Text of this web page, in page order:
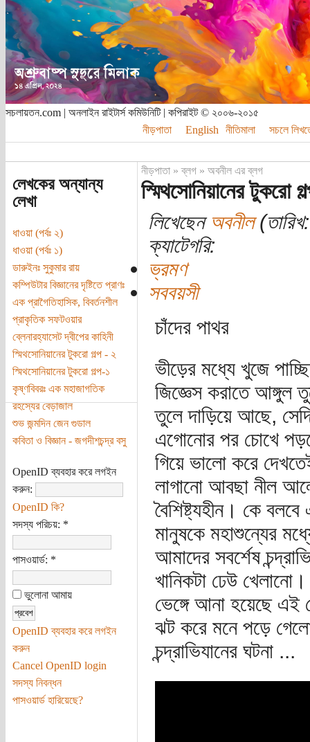
সচলায়তন.com | অনলাইন রাইটার্স কমিউনিটি | কপিরাইট © ২০০৬-২০১৫
নীড়পাতা
English নীতিমালা সচলে
লেখকের অন্যান্য
লেখা
ধাওয়া (পর্বঃ ২)
ধাওয়া (পর্বঃ ১)
ডারুইনঃ সুকুমার রায়
কম্পিউটার বিজ্ঞানের দৃষ্টিতে প্রাণঃ
এক প্রাগৈতিহাসিক, বিবর্তনশীল
প্রাকৃতিক সফটওয়ার
ব্লেনারহ্যাসেট দ্বীপের কাহিনী
স্মিথসোনিয়ানের টুকরো গল্প - ২
স্মিথসোনিয়ানের টুকরো গল্প-১
কৃষ্ণবিবরঃ এক মহাজাগতিক
রহস্যের বেড়াজাল
শুভ জন্মদিন জেন গুডাল
কবিতা ও বিজ্ঞান - জগদীশচন্দ্র বসু
OpenID ব্যবহার করে লগইন
করুন:
OpenID কি?
সদস্য পরিচয়: *
পাসওয়ার্ড: *
ভুলোনা আমায়
OpenID ব্যবহার করে লগইন
করুন
Cancel OpenID login
সদস্য নিবন্ধন
পাসওয়ার্ড হারিয়েছে?
নীড়পাতা»ব্লগ» অবনীল এর ব্লগ
স্মিথসোনিয়ানের টুকরো
লিখেছেন অবনীল
ক্যাটেগরি:
ভ্রমণ
সববয়সী
চাঁদের পাথর
ভীড়ের মধ্যে খুজে
জিজ্ঞেস করাতে আঙ্গুল
তুলে দাড়িয়ে আছে,
এগোনোর পর চোখে
গিয়ে ভালো করে
লাগানো আবছা নীল
বৈশিষ্ট্যহীন। কে
মানুষকে মহাশুন্যের
আমাদের সবর্শেষ
খানিকটা ঢেউ
ভেঙ্গে আনা হয়েছে
ঝট করে মনে পড়ে
চন্দ্রাভিযানের ঘটনা ...